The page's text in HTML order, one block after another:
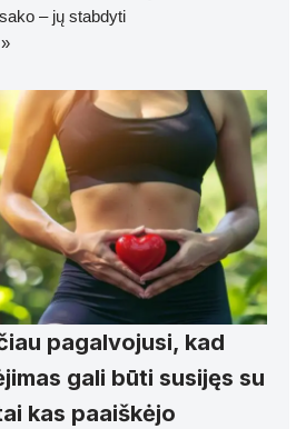
– jų stabdyti
pagalvojusi, kad
gali būti susijęs su
kas paaiškėjo